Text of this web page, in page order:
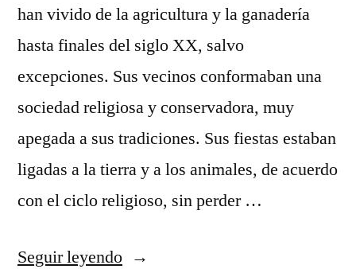
han vivido de la agricultura y la ganadería
hasta finales del siglo XX, salvo
excepciones. Sus vecinos conformaban una
sociedad religiosa y conservadora, muy
apegada a sus tradiciones. Sus fiestas estaban
ligadas a la tierra y a los animales, de acuerdo
con el ciclo religioso, sin perder …
Seguir leyendo«Fiestas